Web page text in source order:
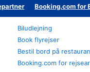
Booking.com for
Biludlejning
Book flyrejser
Bestil bord på
Booking.com for